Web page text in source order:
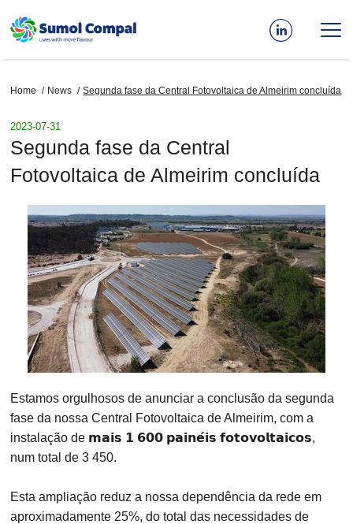
Breadcrumb
Home News Segunda fase da Central Fotovoltaica de Almeirim concluída
2023-07-31
Segunda fase da Central
Fotovoltaica de Almeirim concluída
Estamos orgulhosos de anunciar a conclusão da segunda
fase da nossa Central Fotovoltaica de Almeirim, com a
instalação de 𝗺𝗮𝗶𝘀 𝟭 𝟲𝟬𝟬 𝗽𝗮𝗶𝗻𝗲́𝗶𝘀 𝗳𝗼𝘁𝗼𝘃𝗼𝗹𝘁𝗮𝗶𝗰𝗼𝘀,
num total de 3 450.
Esta ampliação reduz a nossa dependência da rede em
aproximadamente 25%, do total das necessidades de